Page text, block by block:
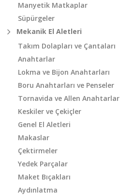
Manyetik Matkaplar
Süpürgeler
Mekanik El Aletleri
Takım Dolapları ve Çantaları
Anahtarlar
Lokma ve Bijon Anahtarları
Boru Anahtarları ve Penseler
Tornavida ve Allen Anahtarlar
Keskiler ve Çekiçler
Genel El Aletleri
Makaslar
Çektirmeler
Yedek Parçalar
Maket Bıçakları
Aydınlatma